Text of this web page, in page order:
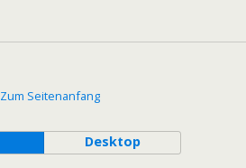
Zum Seitenanfang
Desktop